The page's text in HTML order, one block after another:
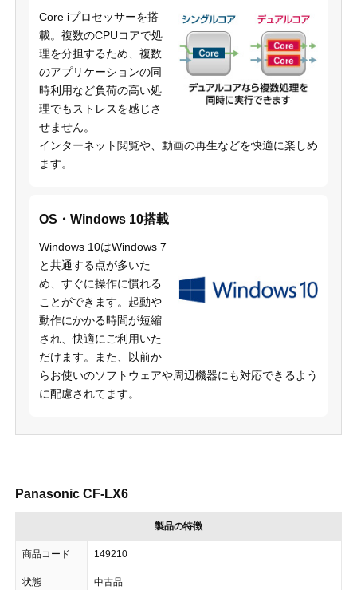
Core iプロセッサーを搭
載。複数のCPUコアで処
理を分担するため、複数
のアプリケーションの同
時利用など負荷の高い処
理でもストレスを感じさ
せません。
インターネット閲覧や、動画の再生などを快適に楽しめ
ます。
OS・Windows 10搭載
Windows 10はWindows 7
と共通する点が多いた
め、すぐに操作に慣れる
ことができます。起動や
動作にかかる時間が短縮
され、快適にご利用いた
だけます。また、以前か
らお使いのソフトウェアや周辺機器にも対応できるよう
に配慮されてます。
Panasonic CF-LX6
製品の特徴
商品コード 149210
状態 中古品